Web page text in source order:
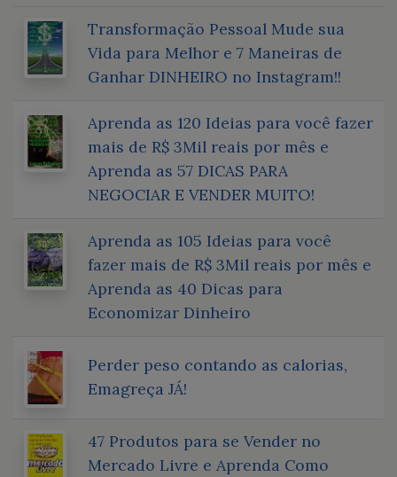
Transformação Pessoal Mude sua
Vida para Melhor e 7 Maneiras de
Ganhar DINHEIRO no Instagram!!
Aprenda as 120 Ideias para você fazer
mais de R$ 3Mil reais por mês e
Aprenda as 57 DICAS PARA
NEGOCIAR E VENDER MUITO!
Aprenda as 105 Ideias para você
fazer mais de R$ 3Mil reais por mês e
Aprenda as 40 Dicas para
Economizar Dinheiro
Perder peso contando as calorias,
Emagreça JÁ!
47 Produtos para se Vender no
Mercado Livre e Aprenda Como